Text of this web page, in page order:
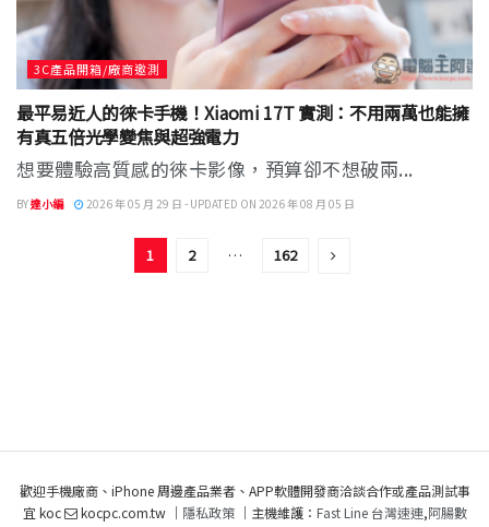
3C產品開箱/廠商邀測
最平易近人的徠卡手機！Xiaomi 17T 實測：不用兩萬也能擁
有真五倍光學變焦與超強電力
想要體驗高質感的徠卡影像，預算卻不想破兩...
BY達小編 2026 年 05 月 29 日 - UPDATED ON 2026 年 08 月 05 日
1 2 … 162
歡迎手機廠商、iPhone 周邊產品業者、APP軟體開發商洽談合作或產品測試事
宜 koc
kocpc.com.tw ｜ 隱私政策｜主機維護： Fast Line 台灣速連,阿腸數